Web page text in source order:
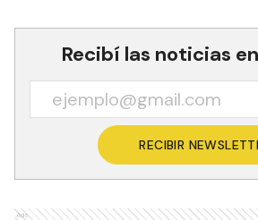
Recibí las noticias
RECIBIR
Ads